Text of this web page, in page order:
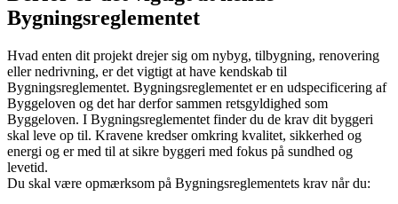
Bygningsreglementet
Hvad enten dit projekt drejer sig om nybyg, tilbygning, renovering
eller nedrivning, er det vigtigt at have kendskab til
Bygningsreglementet. Bygningsreglementet er en udspecificering af
Byggeloven og det har derfor sammen retsgyldighed som
Byggeloven. I Bygningsreglementet finder du de krav dit byggeri
skal leve op til. Kravene kredser omkring kvalitet, sikkerhed og
energi og er med til at sikre byggeri med fokus på sundhed og
levetid.
Du skal være opmærksom på Bygningsreglementets krav når du: